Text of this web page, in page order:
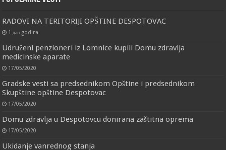
RADOVI NA TERITORIJI OPŠTINE DESPOTOVAC
1 дан godina
Udruženi penzioneri iz Lomnice kupili Domu zdravlja
medicinske aparate
17/05/2020
Gradske vesti sa predsednikom Opštine i predsednikom
Skupštine opštine Despotovac
17/05/2020
Domu zdravlja u Despotovcu donirana zaštitna oprema
17/05/2020
Ukidanje vanrednog stanja